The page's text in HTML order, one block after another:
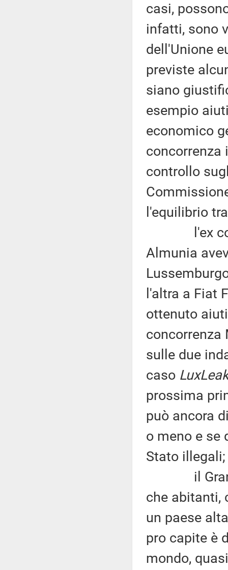
casi,
infatti, sono
dell'Unione
previste
siano
esempio
economico
concorrenza
controllo
l'equilibrio
l'ex
Almunia
l'altra a Fiat
ottenuto
concorrenza
sulle due
caso
prossima
può ancora
o meno e se
Stato illegali;
il
che abitanti,
un paese
pro capite è
mondo,